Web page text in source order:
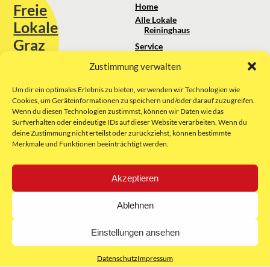
Zustimmung verwalten
Um dir ein optimales Erlebnis zu bieten, verwenden wir Technologien wie
Cookies, um Geräteinformationen zu speichern und/oder darauf zuzugreifen.
Wenn du diesen Technologien zustimmst, können wir Daten wie das
Surfverhalten oder eindeutige IDs auf dieser Website verarbeiten. Wenn du
deine Zustimmung nicht erteilst oder zurückziehst, können bestimmte
Merkmale und Funktionen beeinträchtigt werden.
Akzeptieren
Ablehnen
Einstellungen ansehen
DatenschutzImpressum
Freie
Lokale
Graz
Sie erreichen uns unter:
kontakt@freielokale-graz.at
Website by Rubikon Werbeagentur
GmbH
Home
Alle Lokale
Reininghaus
Service
Über uns
Impressum
AGB
Datenschutz
E-Mail